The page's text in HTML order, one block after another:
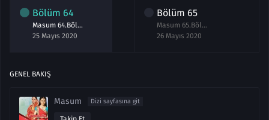
Bölüm 64
Masum 64.Bölüm izle 25 Mayıs 2020
25 Mayıs 2020
Bölüm 65
Masum 65.Bölüm izle 26 Mayıs 2020
26 Mayıs 2020
GENEL BAKIŞ
Masum Dizi sayfasına git